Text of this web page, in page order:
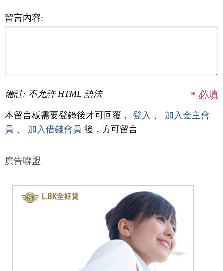
留言內容:
備註: 不允許 HTML 語法 * 必填
本留言板需要登錄後才可回覆， 登入 、 加入金主會
員 、 加入借錢會員 後，方可留言
廣告聯盟